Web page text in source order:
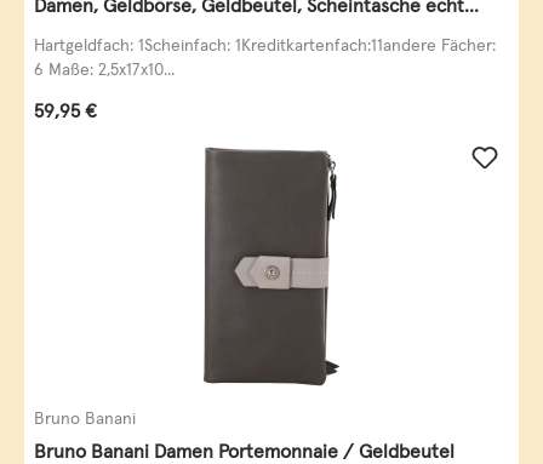
Damen, Geldbörse, Geldbeutel, Scheintasche echt
Leder
Hartgeldfach: 1Scheinfach: 1Kreditkartenfach:11andere Fächer:
6 Maße: 2,5x17x10...
Regulärer Preis:
59,95 €
Bruno Banani
Bruno Banani Damen Portemonnaie / Geldbeutel